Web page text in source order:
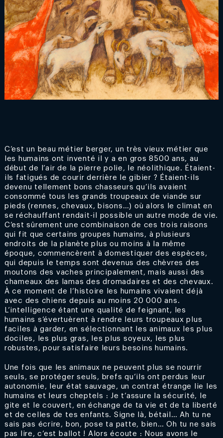
C’est un beau métier berger, un très vieux métier que
les humains ont inventé il y a en gros 8500 ans, au
début de l’air de la pierre polie, le néolithique. Étaient-
ils fatigués de courir derrière le gibier ? Étaient-ils
devenu tellement bons chasseurs qu’ils avaient
consommé tous les grands troupeaux de viande sur
pieds (rennes, chevaux, bisons…) où alors le climat en
se réchauffant rendait-il possible un autre mode de vie.
C’est sûrement une combinaison de ces trois raisons
qui fit que certains groupes humains, à plusieurs
endroits de la planète plus ou moins à la même
époque, commencèrent à domestiquer des espèces,
qui depuis le temps sont devenus des chèvres des
moutons des vaches principalement, mais aussi des
chameaux des lamas des dromadaires et des chevaux.
À ce moment de l’histoire les humains vivaient déjà
avec des chiens depuis au moins 20 000 ans.
L’intelligence étant une qualité de feignant, les
humains s’évertuèrent à rendre leurs troupeaux plus
faciles à garder, en sélectionnant les animaux les plus
dociles, les plus gras, les plus soyeux, les plus
robustes, pour satisfaire leurs besoins humains.
Une fois que les animaux ne peuvent plus se nourrir
seuls, se protéger seuls, brefs qu’ils ont perdus leur
autonomie, leur état sauvage, un contrat étrange lie les
humains et leurs cheptels : Je t’assure la sécurité, le
gite et le couvert, en échange de ta vie et de ta liberté
et de celles de tes enfants. Signe là, bétail… Ah tu ne
sais pas écrire, bon, pose ta patte, bien… Oh tu ne sais
pas lire, c’est ballot ! Alors écoute : Nous avons le